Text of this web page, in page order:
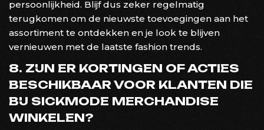
persoonlijkheid. Blijf dus zeker regelmatig
terugkomen om de nieuwste toevoegingen aan het
assortiment te ontdekken en je look te blijven
vernieuwen met de laatste fashion trends.
8. ZIJN ER KORTINGEN OF ACTIES
BESCHIKBAAR VOOR KLANTEN DIE
BIJ SICKMODE MERCHANDISE
WINKELEN?